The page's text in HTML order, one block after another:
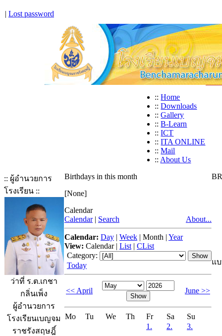
| Lost password
:: Home
:: Downloads
:: Gallery
:: B-Learn
:: ICT
:: ITA ONLINE
:: Mail
:: About Us
:: ผู้อำนวยการ
โรงเรียน ::
ว่าที่ ร.ต.เกชา
กลิ่นเพ็ง
ผู้อำนวยการ
โรงเรียนเบญจม
ราชรังสฤษฎิ์
Birthdays in this month
[None]
Calendar
Calendar | Search About...
Calendar: Day | Week | Month | Year
View: Calendar| List | CList
Category:
Today
<< April June >>
Mo Tu We Th Fr Sa
Su
1.
2. 3.
แ